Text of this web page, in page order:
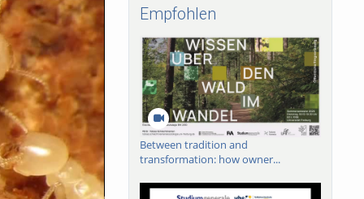
Empfohlen
Between tradition and
transformation: how owner...